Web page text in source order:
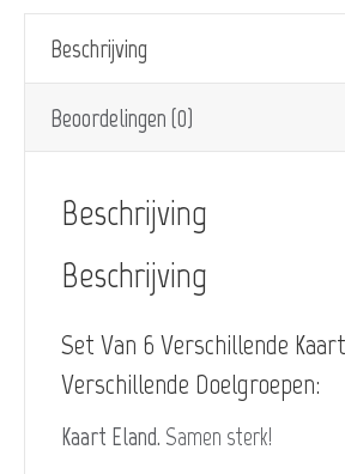
stuks)
aantal
Beschrijving
Beoordelingen (0)
Beschrijving
Beschrijving
Set Van 6 Verschillende
Verschillende Doelgroepen:
Kaart Eland. Samen sterk!